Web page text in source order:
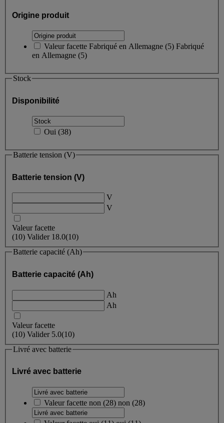
Origine produit
Valeur facette Fabriqué en Allemagne (5) Fabriqué
en Allemagne (5)
Stock
Disponibilité
Oui (38)
Batterie tension (V)
Batterie tension (V)
V
V
Valeur facette
(10) Valider 18.0(10)
Batterie capacité (Ah)
Batterie capacité (Ah)
Ah
Ah
Valeur facette
(10) Valider 5.0(10)
Livré avec batterie
Livré avec batterie
Valeur facette non (28) non (28)